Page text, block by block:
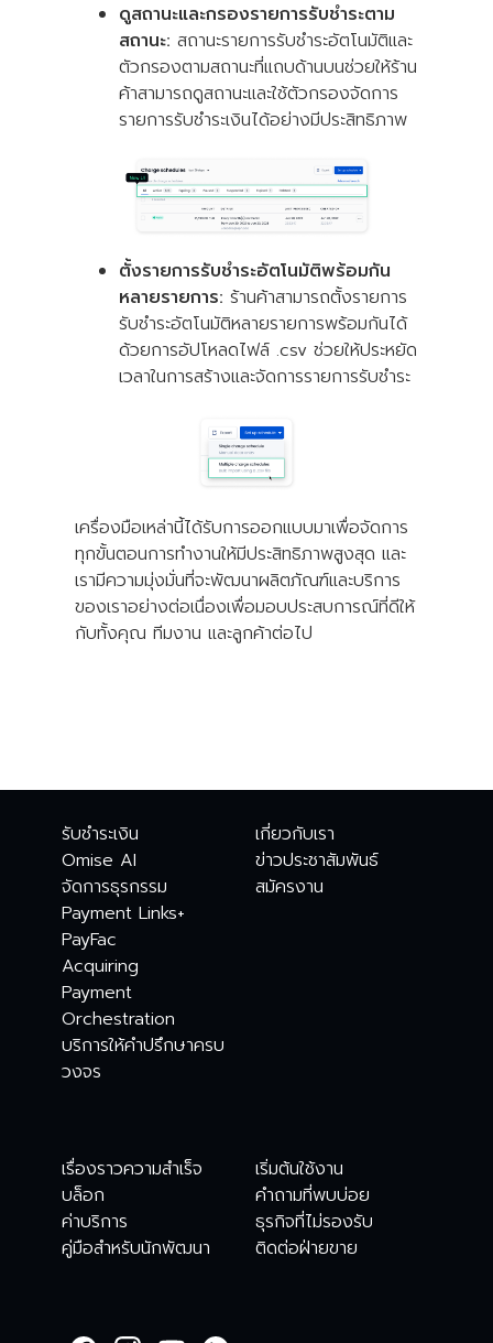
ดูสถานะและกรองรายการรับชำระตาม
สถานะ: สถานะรายการรับชำระอัตโนมัติและ
ตัวกรองตามสถานะที่แถบด้านบนช่วยให้ร้าน
ค้าสามารถดูสถานะและใช้ตัวกรองจัดการ
รายการรับชำระเงินได้อย่างมีประสิทธิภาพ
ตั้งรายการรับชำระอัตโนมัติพร้อมกัน
หลายรายการ: ร้านค้าสามารถตั้งรายการ
รับชำระอัตโนมัติหลายรายการพร้อมกันได้
ด้วยการอัปโหลดไฟล์ .csv ช่วยให้ประหยัด
เวลาในการสร้างและจัดการรายการรับชำระ
เครื่องมือเหล่านี้ได้รับการออกแบบมาเพื่อจัดการ
ทุกขั้นตอนการทำงานให้มีประสิทธิภาพสูงสุด และ
เรามีความมุ่งมั่นที่จะพัฒนาผลิตภัณฑ์และบริการ
ของเราอย่างต่อเนื่องเพื่อมอบประสบการณ์ที่ดีให้
กับทั้งคุณ ทีมงาน และลูกค้าต่อไป
รับชำระเงิน
Omise AI
จัดการธุรกรรม
Payment Links+
PayFac
Acquiring
Payment
Orchestration
บริการให้คำปรึกษาครบ
วงจร
เกี่ยวกับเรา
ข่าวประชาสัมพันธ์
สมัครงาน
เรื่องราวความสำเร็จ
บล็อก
ค่าบริการ
คู่มือสำหรับนักพัฒนา
เริ่มต้นใช้งาน
คำถามที่พบบ่อย
ธุรกิจที่ไม่รองรับ
ติดต่อฝ่ายขาย